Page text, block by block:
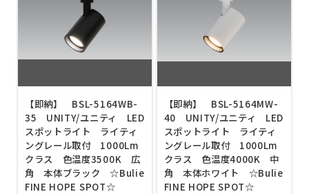
【即納】 BSL-5164WB-
35 UNITY/ユニティ LED
スポットライト ライティ
ングレール取付 1000Lm
クラス 色温度3500K 広
角 本体ブラック ☆Bulie
FINE HOPE SPOT☆
【即納】 BSL-5164MW-
40 UNITY/ユニティ LED
スポットライト ライティ
ングレール取付 1000Lm
クラス 色温度4000K 中
角 本体ホワイト ☆Bulie
FINE HOPE SPOT☆